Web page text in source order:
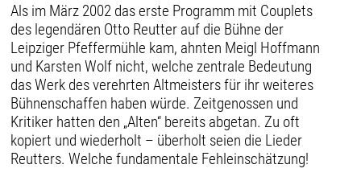
Als im März 2002 das erste Programm mit Couplets
des legendären Otto Reutter auf die Bühne der
Leipziger Pfeffermühle kam, ahnten Meigl Hoffmann
und Karsten Wolf nicht, welche zentrale Bedeutung
das Werk des verehrten Altmeisters für ihr weiteres
Bühnenschaffen haben würde. Zeitgenossen und
Kritiker hatten den „Alten“ bereits abgetan. Zu oft
kopiert und wiederholt – überholt seien die Lieder
Reutters. Welche fundamentale Fehleinschätzung!